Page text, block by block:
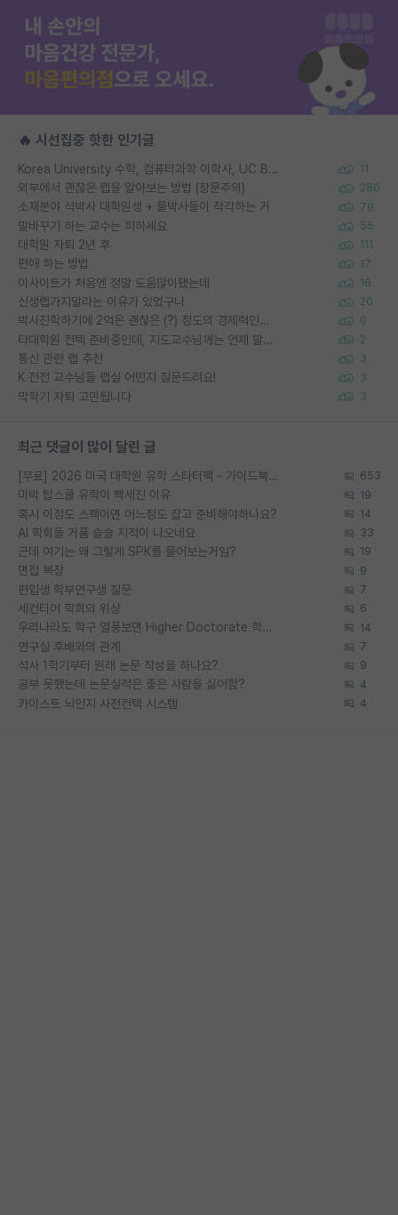
🔥 시선집중 핫한 인기글
Korea University 수학, 컴퓨터과학 이학사, UC Berkeley 산업공학 대학원 공학박사가 되는 것은 쉽지 않겠죠? 11
외부에서 괜찮은 랩을 알아보는 방법 (장문주의) 280
소재분야 석박사 대학원생 + 물박사들이 착각하는 거 79
말바꾸기 하는 교수는 피하세요 55
대학원 자퇴 2년 후 111
편애 하는 방법 17
이사이트가 처음엔 정말 도움많이됐는데 16
신생랩가지말라는 이유가 있었구나 20
박사진학하기에 2억은 괜찮은 (?) 정도의 경제력인가요 9
타대학원 컨텍 준비중인데, 지도교수님께는 언제 말씀드려야 할까요? 2
통신 관련 랩 추천 3
K 전전 교수님들 랩실 어떤지 질문드려요! 3
막학기 자퇴 고민됩니다 3
최근 댓글이 많이 달린 글
[무료] 2026 미국 대학원 유학 스타터팩 - 가이드북 & 합격자 컨택메일 템플릿 653
미박 탑스쿨 유학이 빡세진 이유 19
혹시 이정도 스펙이면 어느정도 잡고 준비해야하나요? 14
AI 학회들 거품 슬슬 지적이 나오네요 33
근데 여기는 왜 그렇게 SPK를 물어보는거임? 19
면접 복장 9
편입생 학부연구생 질문 7
세컨티어 학회의 위상 6
우리나라도 학구 열풍보면 Higher Doctorate 학위가 필요하다고 봅니다. 14
연구실 후배와의 관계 7
석사 1학기부터 원래 논문 작성을 하나요? 9
공부 못했는데 논문실적은 좋은 사람을 싫어함? 4
카이스트 뇌인지 사전컨택 시스템 4